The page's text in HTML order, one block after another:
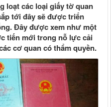
loạt các loại giấy tờ quan
tới đây sẽ được triển
Đây được xem như một
tiến mới trong nỗ lực cải
cơ quan có thẩm quyền.